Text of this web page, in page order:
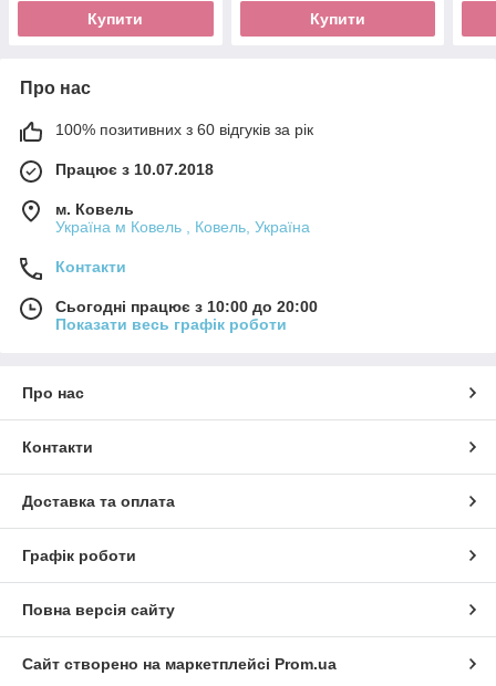
Купити Купити
Про нас
100% позитивних з 60 відгуків за рік
Працює з 10.07.2018
м. Ковель
Україна м Ковель , Ковель, Україна
Контакти
Сьогодні працює з 10:00 до 20:00
Показати весь графік роботи
Про нас
Контакти
Доставка та оплата
Графік роботи
Повна версія сайту
Сайт створено на маркетплейсі Prom.ua